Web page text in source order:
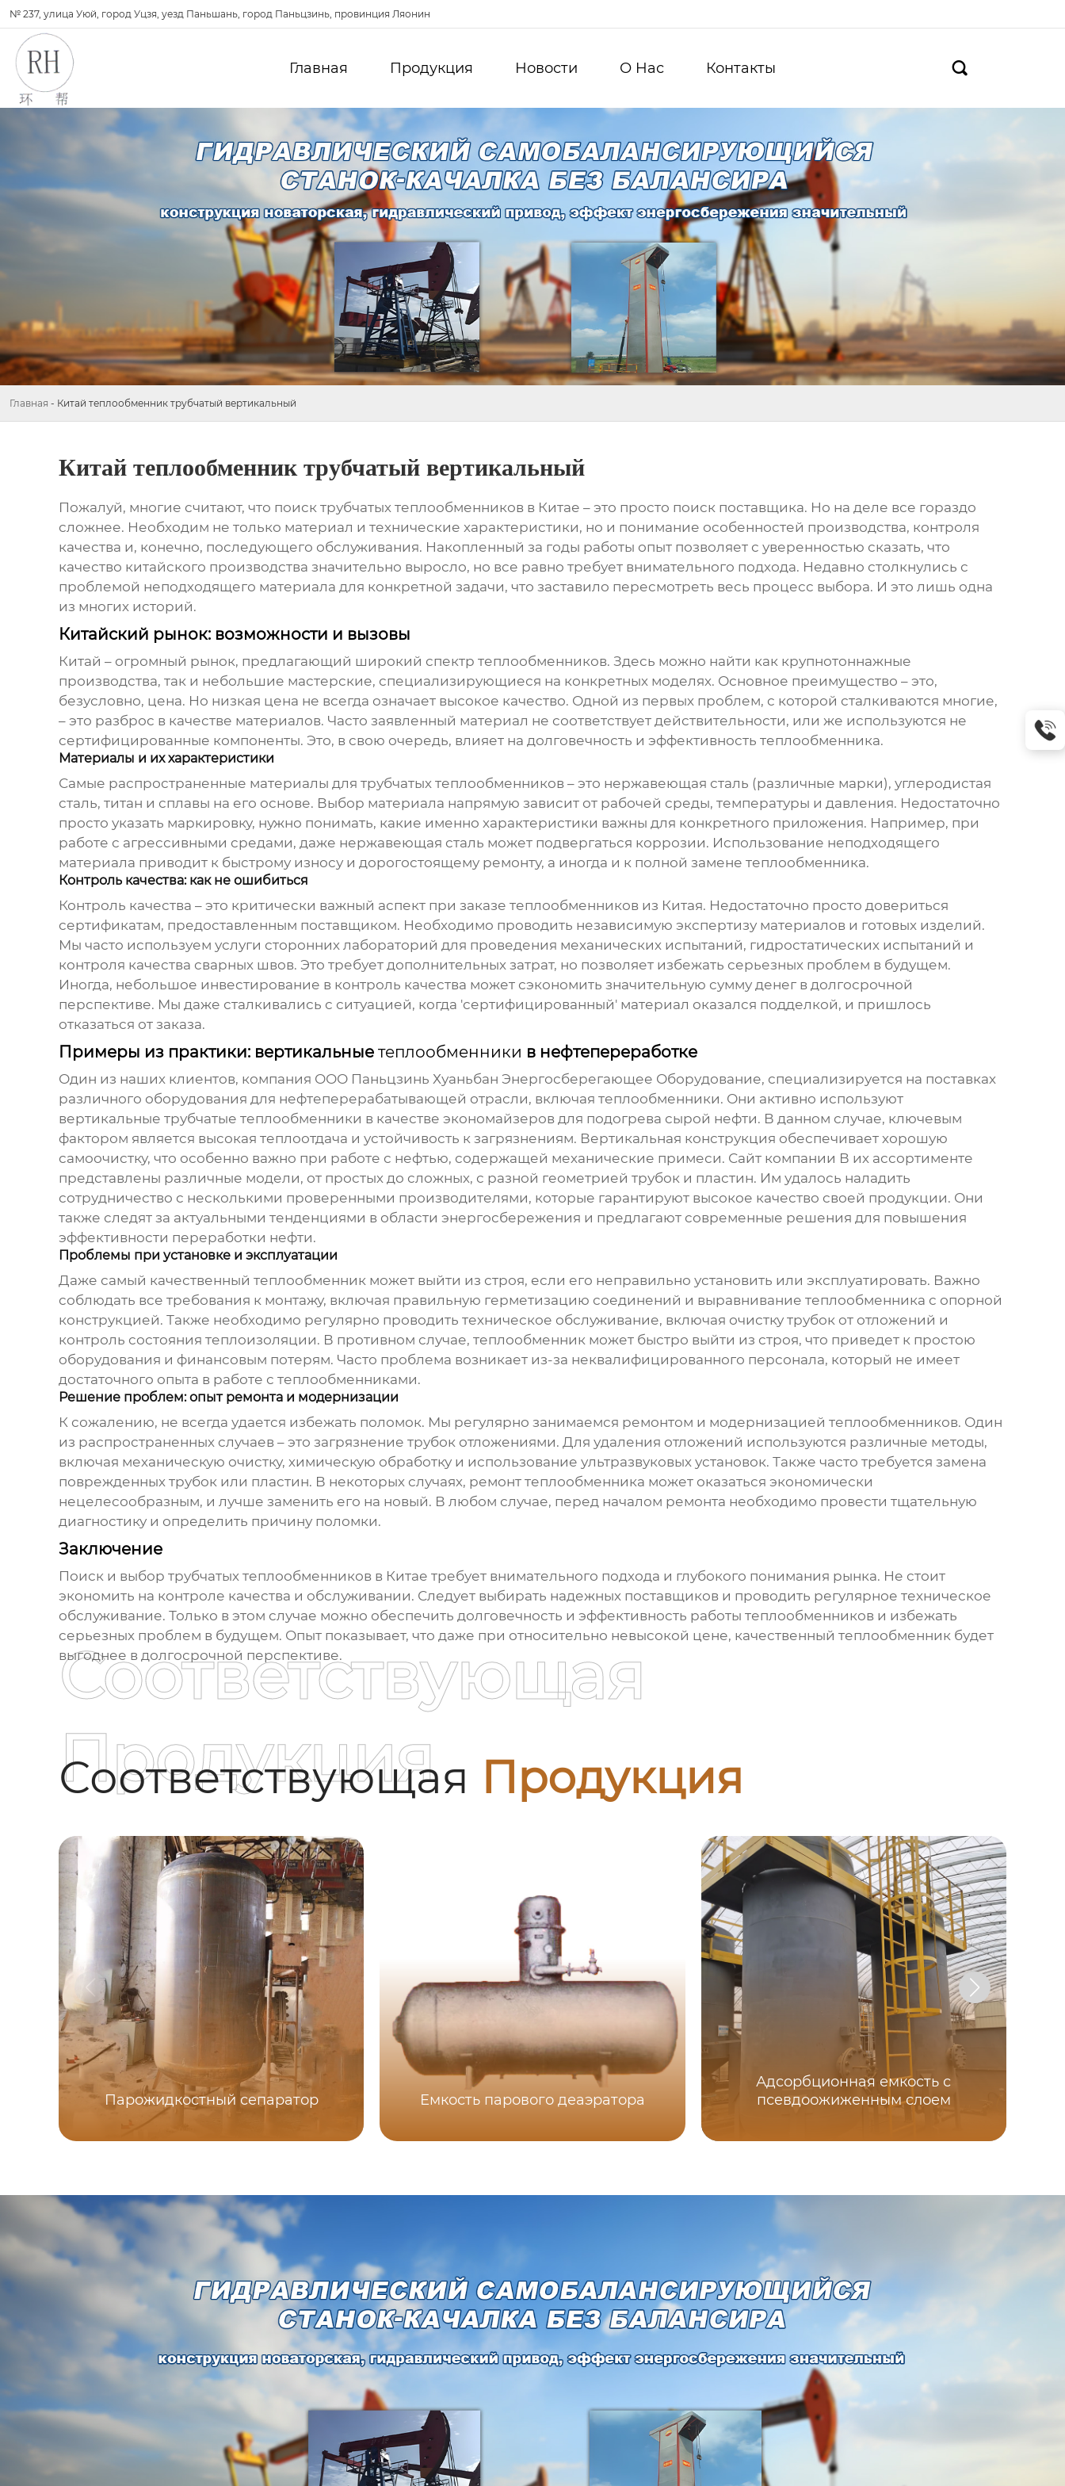
№ 237, улица Уюй, город Уцзя, уезд Паньшань, город Паньцзинь, провинция Ляонин
Главная Продукция Новости О Hас Контакты 
Главная - Китай теплообменник трубчатый вертикальный
Китай теплообменник трубчатый вертикальный
Пожалуй, многие считают, что поиск трубчатых теплообменниковв Китае – это просто поиск поставщика. Но на деле все гораздо
сложнее. Необходим не только материал и технические характеристики, но и понимание особенностей производства, контроля
качества и, конечно, последующего обслуживания. Накопленный за годы работы опыт позволяет с уверенностью сказать, что
качество китайского производства значительно выросло, но все равно требует внимательного подхода. Недавно столкнулись с
проблемой неподходящего материала для конкретной задачи, что заставило пересмотреть весь процесс выбора. И это лишь одна
из многих историй.
Китайский рынок: возможности и вызовы
Китай – огромный рынок, предлагающий широкий спектр теплообменников. Здесь можно найти как крупнотоннажные
производства, так и небольшие мастерские, специализирующиеся на конкретных моделях. Основное преимущество – это,
безусловно, цена. Но низкая цена не всегда означает высокое качество. Одной из первых проблем, с которой сталкиваются многие,
– это разброс в качестве материалов. Часто заявленный материал не соответствует действительности, или же используются не
сертифицированные компоненты. Это, в свою очередь, влияет на долговечность и эффективность теплообменника.
Материалы и их характеристики
Самые распространенные материалы для трубчатых теплообменников– это нержавеющая сталь (различные марки), углеродистая
сталь, титан и сплавы на его основе. Выбор материала напрямую зависит от рабочей среды, температуры и давления. Недостаточно
просто указать маркировку, нужно понимать, какие именно характеристики важны для конкретного приложения. Например, при
работе с агрессивными средами, даже нержавеющая сталь может подвергаться коррозии. Использование неподходящего
материала приводит к быстрому износу и дорогостоящему ремонту, а иногда и к полной замене теплообменника.
Контроль качества: как не ошибиться
Контроль качества – это критически важный аспект при заказе теплообменниковиз Китая. Недостаточно просто довериться
сертификатам, предоставленным поставщиком. Необходимо проводить независимую экспертизу материалов и готовых изделий.
Мы часто используем услуги сторонних лабораторий для проведения механических испытаний, гидростатических испытаний и
контроля качества сварных швов. Это требует дополнительных затрат, но позволяет избежать серьезных проблем в будущем.
Иногда, небольшое инвестирование в контроль качества может сэкономить значительную сумму денег в долгосрочной
перспективе. Мы даже сталкивались с ситуацией, когда 'сертифицированный' материал оказался подделкой, и пришлось
отказаться от заказа.
Примеры из практики: вертикальные теплообменники в нефтепереработке
Один из наших клиентов, компания ООО Паньцзинь Хуаньбан Энергосберегающее Оборудование, специализируется на поставках
различного оборудования для нефтеперерабатывающей отрасли, включая теплообменники. Они активно используют
вертикальные трубчатые теплообменники в качестве экономайзеров для подогрева сырой нефти. В данном случае, ключевым
фактором является высокая теплоотдача и устойчивость к загрязнениям. Вертикальная конструкция обеспечивает хорошую
самоочистку, что особенно важно при работе с нефтью, содержащей механические примеси. Сайт компании В их ассортименте
представлены различные модели, от простых до сложных, с разной геометрией трубок и пластин. Им удалось наладить
сотрудничество с несколькими проверенными производителями, которые гарантируют высокое качество своей продукции. Они
также следят за актуальными тенденциями в области энергосбережения и предлагают современные решения для повышения
эффективности переработки нефти.
Проблемы при установке и эксплуатации
Даже самый качественный теплообменникможет выйти из строя, если его неправильно установить или эксплуатировать. Важно
соблюдать все требования к монтажу, включая правильную герметизацию соединений и выравнивание теплообменника с опорной
конструкцией. Также необходимо регулярно проводить техническое обслуживание, включая очистку трубок от отложений и
контроль состояния теплоизоляции. В противном случае, теплообменник может быстро выйти из строя, что приведет к простою
оборудования и финансовым потерям. Часто проблема возникает из-за неквалифицированного персонала, который не имеет
достаточного опыта в работе с теплообменниками.
Решение проблем: опыт ремонта и модернизации
К сожалению, не всегда удается избежать поломок. Мы регулярно занимаемся ремонтом и модернизацией теплообменников. Один
из распространенных случаев – это загрязнение трубок отложениями. Для удаления отложений используются различные методы,
включая механическую очистку, химическую обработку и использование ультразвуковых установок. Также часто требуется замена
поврежденных трубок или пластин. В некоторых случаях, ремонт теплообменника может оказаться экономически
нецелесообразным, и лучше заменить его на новый. В любом случае, перед началом ремонта необходимо провести тщательную
диагностику и определить причину поломки.
Заключение
Поиск и выбор трубчатых теплообменниковв Китае требует внимательного подхода и глубокого понимания рынка. Не стоит
экономить на контроле качества и обслуживании. Следует выбирать надежных поставщиков и проводить регулярное техническое
обслуживание. Только в этом случае можно обеспечить долговечность и эффективность работы теплообменникови избежать
серьезных проблем в будущем. Опыт показывает, что даже при относительно невысокой цене, качественный теплообменникбудет
выгоднее в долгосрочной перспективе.
Соответствующая Продукция
Соответствующая
Продукция
Парожидкостный сепаратор Емкость парового деаэратора
Адсорбционная емкость с
псевдоожиженным слоем